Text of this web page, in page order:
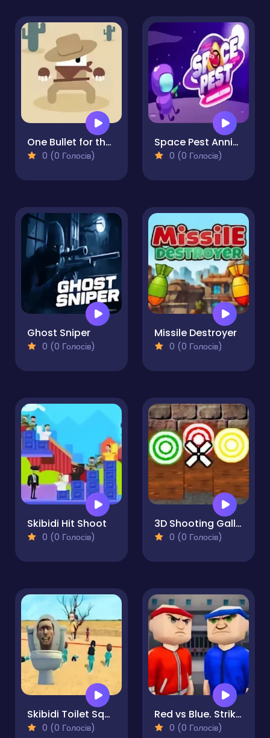
One Bullet for the West
0 (0 Голосів)
Space Pest Annihilation
0 (0 Голосів)
Ghost Sniper
0 (0 Голосів)
Missile Destroyer
0 (0 Голосів)
Skibidi Hit Shoot
0 (0 Голосів)
3D Shooting Gallery
0 (0 Голосів)
Skibidi Toilet Squid Game Red Light
0 (0 Голосів)
Red vs Blue. Strike Shooter - Multiplayer
0 (0 Голосів)